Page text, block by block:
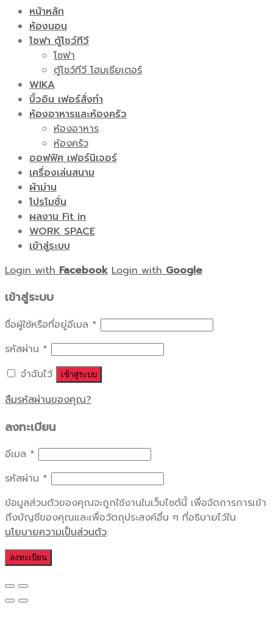
หน้าหลัก
ห้องนอน
โซฟา ตู้โชว์ทีวี
โซฟา
ตู้โชว์ทีวี โฮมเธียเตอร์
WIKA
บิ้วอิน เฟอร์สั่งทำ
ห้องอาหารและห้องครัว
ห้องอาหาร
ห้องครัว
ออฟฟิศ เฟอร์นิเจอร์
เครื่องเล่นสนาม
ผ้าม่าน
โปรโมชั่น
ผลงาน Fit in
WORK SPACE
เข้าสู่ระบบ
Login with Facebook Login with Google
เข้าสู่ระบบ
ชื่อผู้ใช้หรือที่อยู่อีเมล *
รหัสผ่าน *
จำฉันไว้
เข้าสู่ระบบ
ลืมรหัสผ่านของคุณ?
ลงทะเบียน
อีเมล *
รหัสผ่าน *
ข้อมูลส่วนตัวของคุณจะถูกใช้งานในเว็บไซต์นี้ เพื่อจัดการการเข้า
ถึงบัญชีของคุณและเพื่อวัตถุประสงค์อื่น ๆ ที่อธิบายไว้ใน
นโยบายความเป็นส่วนตัว.
ลงทะเบียน